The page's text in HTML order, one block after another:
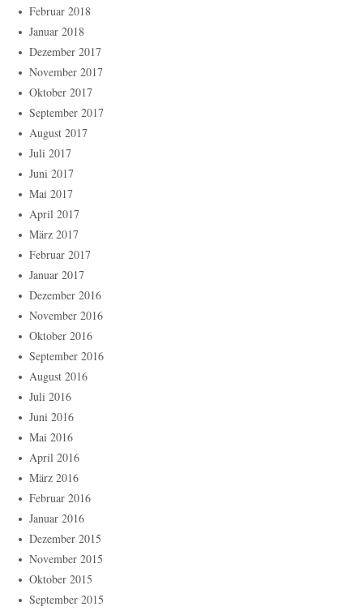
Februar 2018
Januar 2018
Dezember 2017
November 2017
Oktober 2017
September 2017
August 2017
Juli 2017
Juni 2017
Mai 2017
April 2017
März 2017
Februar 2017
Januar 2017
Dezember 2016
November 2016
Oktober 2016
September 2016
August 2016
Juli 2016
Juni 2016
Mai 2016
April 2016
März 2016
Februar 2016
Januar 2016
Dezember 2015
November 2015
Oktober 2015
September 2015